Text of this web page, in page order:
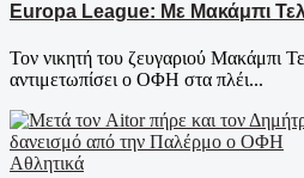
Europa League: Με Μακάμπι
Τον νικητή του ζευγαριού Μακάμπι
αντιμετωπίσει ο ΟΦΗ στα πλέι...
Αθλητικά